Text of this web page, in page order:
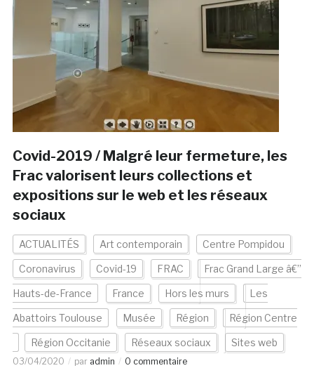
Covid-2019 / Malgré leur fermeture, les
Frac valorisent leurs collections et
expositions sur le web et les réseaux
sociaux
ACTUALITÉS Art contemporain Centre Pompidou
Coronavirus Covid-19 FRAC Frac Grand Large â€”
Hauts-de-France France Hors les murs Les
Abattoirs Toulouse Musée Région Région Centre
Région Occitanie Réseaux sociaux Sites web
03/04/2020 par admin 0 commentaire